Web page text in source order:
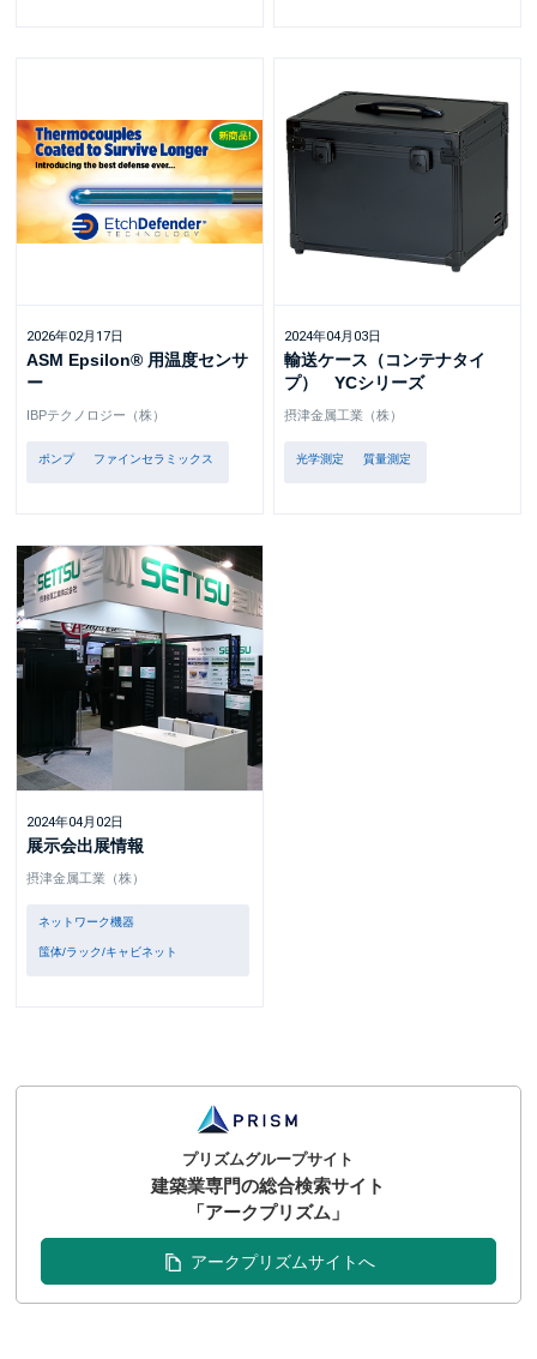
2026年02月17日
ASM Epsilon® 用温度センサ
ー
IBPテクノロジー（株）
ポンプ ファインセラミックス
2024年04月03日
輸送ケース（コンテナタイ
プ） YCシリーズ
摂津金属工業（株）
光学測定 質量測定
2024年04月02日
展示会出展情報
摂津金属工業（株）
ネットワーク機器
筺体/ラック/キャビネット
プリズムグループサイト
建築業専門の総合検索サイト
「アークプリズム」
アークプリズムサイトへ